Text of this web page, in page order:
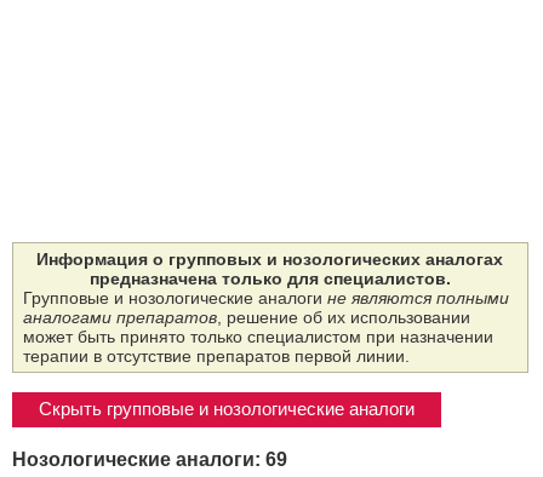
Информация о групповых и нозологических аналогах
предназначена только для специалистов.
Групповые и нозологические аналоги не являются полными
аналогами препаратов, решение об их использовании
может быть принято только специалистом при назначении
терапии в отсутствие препаратов первой линии.
Скрыть групповые и нозологические аналоги
Нозологические аналоги: 69